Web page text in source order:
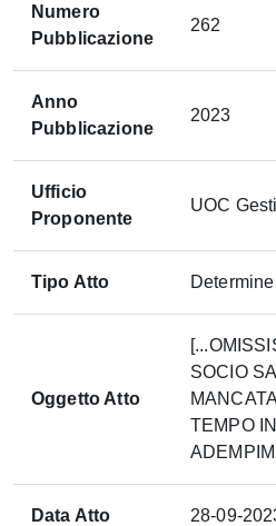
Numero
Pubblicazione
262
Anno
Pubblicazione
2023
Ufficio
Proponente
UOC
Tipo Atto
Oggetto Atto
SOCIO
TEMPO
Data Atto 28-09-